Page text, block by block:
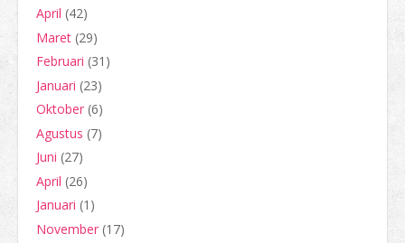
April (42)
Maret (29)
Februari (31)
Januari (23)
Oktober (6)
Agustus (7)
Juni (27)
April (26)
Januari (1)
November (17)